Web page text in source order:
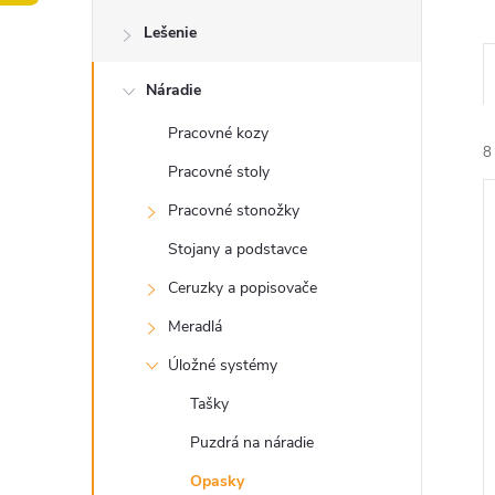
č
Lešenie
Náradie
Pracovné kozy
Pracovné stoly
Pracovné stonožky
Stojany a podstavce
Ceruzky a popisovače
Meradlá
Úložné systémy
Tašky
Puzdrá na náradie
Opasky
a8